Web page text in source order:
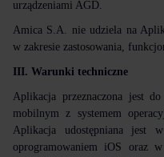
urządzeniami AGD.
Amica S.A. nie udziela na
w zakresie zastosowania,
III. Warunki techniczne
Aplikacja przeznaczona jest
mobilnym z systemem
Aplikacja udostępniana jest
oprogramowaniem iOS oraz